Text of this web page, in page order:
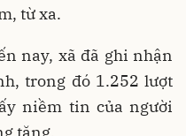
từ xa.
nay, xã đã ghi nhận
trong đó 1.252 lượt
niềm tin của người